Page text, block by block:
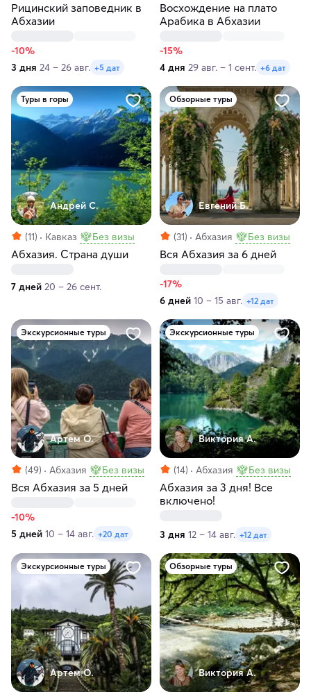
Рицинский заповедник в
Абхазии
-10%
3 дня 24 – 26 авг. +5 дат
Восхождение на плато
Арабика в Абхазии
-15%
4 дня 29 авг. – 1 сент. +6 дат
Туры в горы
Андрей С.
(11) Кавказ Без визы
Абхазия. Страна души
7 дней 20 – 26 сент.
Обзорные туры
Евгений Б.
(31) Абхазия Без визы
Вся Абхазия за 6 дней
-17%
6 дней 10 – 15 авг. +12 дат
Экскурсионные туры
Артем О.
(49) Абхазия Без визы
Вся Абхазия за 5 дней
-10%
5 дней 10 – 14 авг. +20 дат
Экскурсионные туры
Виктория А.
(14) Абхазия Без визы
Абхазия за 3 дня! Все
включено!
3 дня 12 – 14 авг. +12 дат
Экскурсионные туры
Артем О.
Обзорные туры
Виктория А.